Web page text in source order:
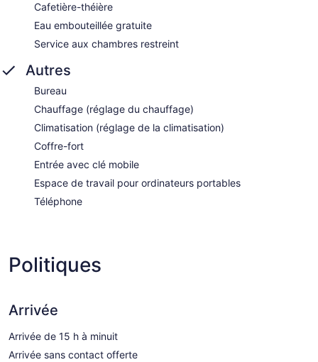
Cafetière-théière
Eau embouteillée gratuite
Service aux chambres restreint
Autres
Bureau
Chauffage (réglage du chauffage)
Climatisation (réglage de la climatisation)
Coffre-fort
Entrée avec clé mobile
Espace de travail pour ordinateurs portables
Téléphone
Politiques
Arrivée
Arrivée de 15 h à minuit
Arrivée sans contact offerte